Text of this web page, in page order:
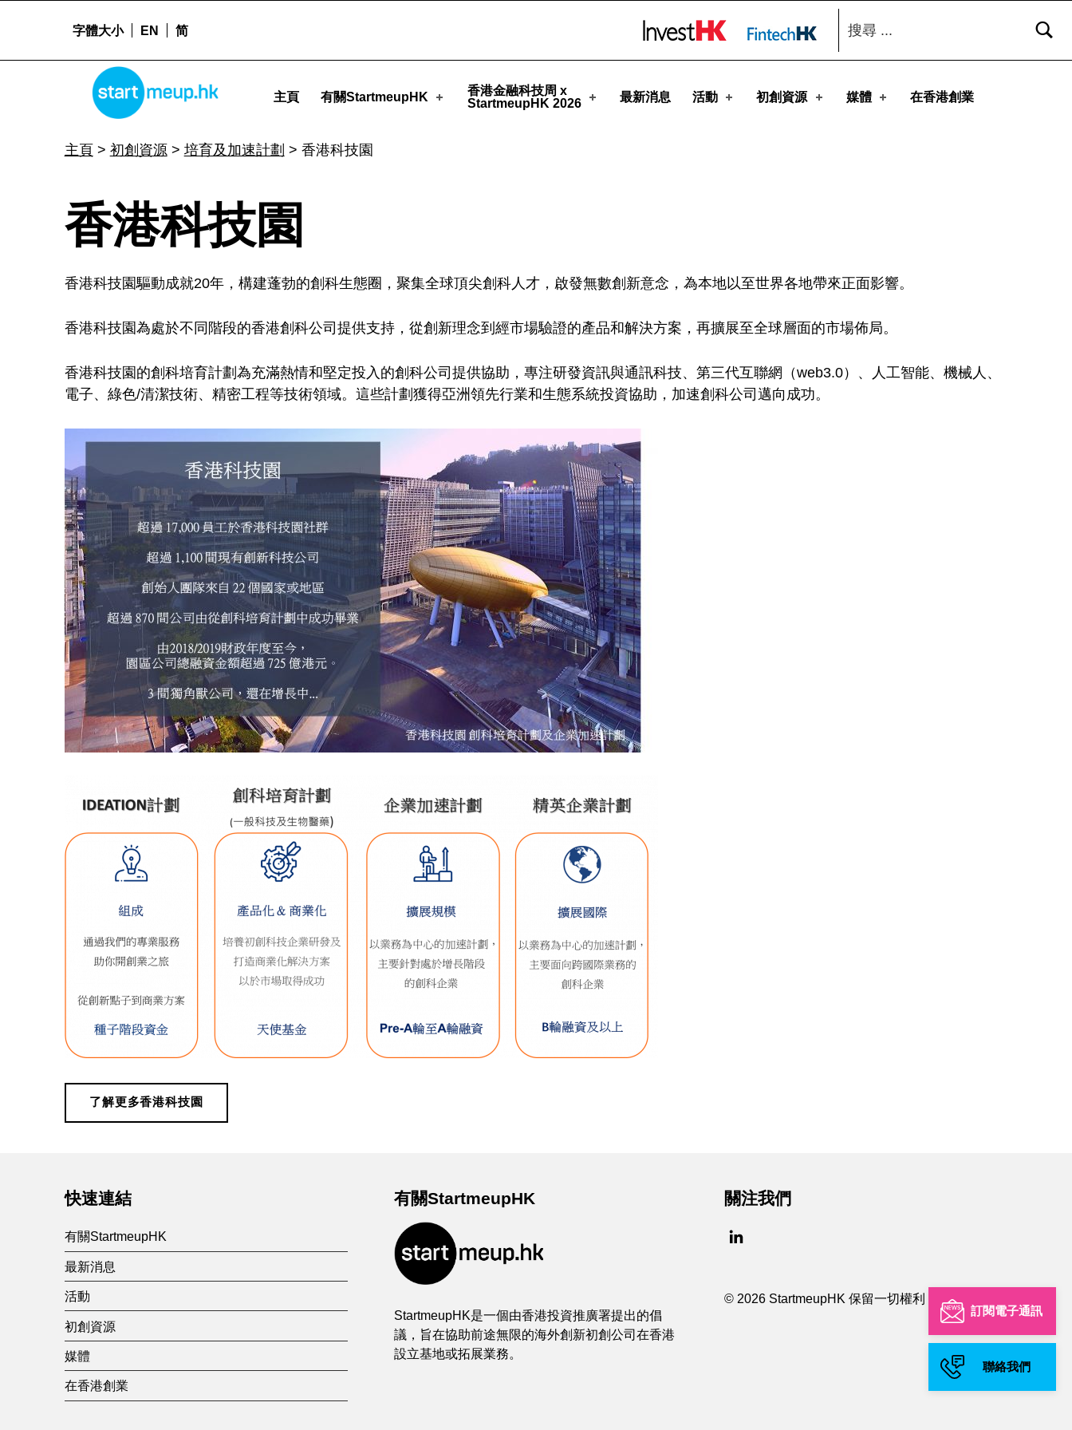
訂閱電子通訊
聯絡我們
香港科技園 - StartmeupHK
STARTMEUPHK
主頁 有關StartmeupHK
香港金融科技周 x
StartmeupHK 2026
最新消息 活動 初創資源 媒體 在香港創業
字體大小 EN 简
搜尋：
主頁> 初創資源> 培育及加速計劃 > 香港科技園
香
港
科
技
園
香港科技園
香港科技園驅動成就20年，構建蓬勃的創科生態圈，聚集全球頂尖創科人才，啟發無數創新意念，為本地以至世界各地帶來正面影響。
香港科技園為處於不同階段的香港創科公司提供支持，從創新理念到經市場驗證的產品和解決方案，再擴展至全球層面的市場佈局。
香港科技園的創科培育計劃為充滿熱情和堅定投入的創科公司提供協助，專注研發資訊與通訊科技、第三代互聯網（web3.0）、人工智能、機械人、
電子、綠色/清潔技術、精密工程等技術領域。這些計劃獲得亞洲領先行業和生態系統投資協助，加速創科公司邁向成功。
了解更多香港科技園
Skip back to main navigation
快速連結
有關StartmeupHK
最新消息
活動
初創資源
媒體
在香港創業
有關StartmeupHK
StartmeupHK是一個由香港投資推廣署提出的倡
議，旨在協助前途無限的海外創新初創公司在香港
設立基地或拓展業務。
關注我們
© 2026 StartmeupHK 保留一切權利